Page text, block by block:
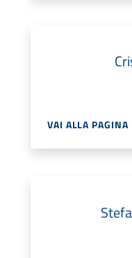
VAI ALLA PAGINA